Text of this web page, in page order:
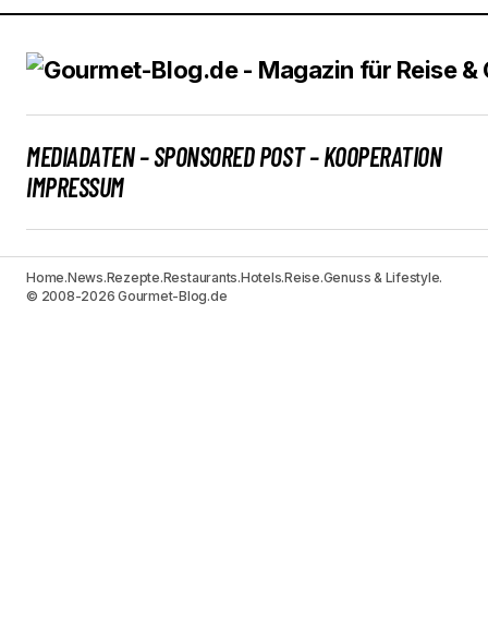
MEDIADATEN – SPONSORED POST – KOOPERATION
IMPRESSUM
Home.News.Rezepte.Restaurants.Hotels.Reise.Genuss & Lifestyle.
© 2008-2026 Gourmet-Blog.de